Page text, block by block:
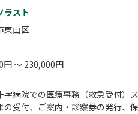
スト
東山区
円 ～ 230,000円
字病院での医療事務（救急受付）
の受付、ご案内・診察券の発行、